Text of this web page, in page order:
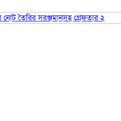
নোট তৈরির সরঞ্জমানসহ গ্রেফতার ২